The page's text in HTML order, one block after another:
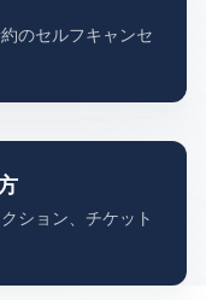
のセルフキャンセ
ション、チケット